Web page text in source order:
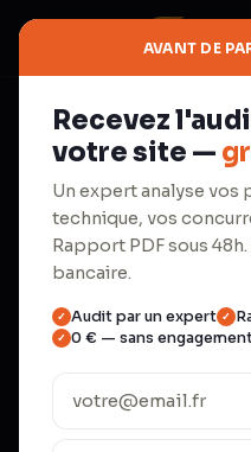
AVANT DE
Recevez
votre site —
Un expert analyse
technique, vos
Rapport PDF sous
bancaire.
✓ Audit par un expert ✓
✓ 0 € — sans
⚡
Une